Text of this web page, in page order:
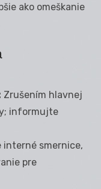
ako omeškanie
Zrušením hlavnej
informujte
smernice,
pre